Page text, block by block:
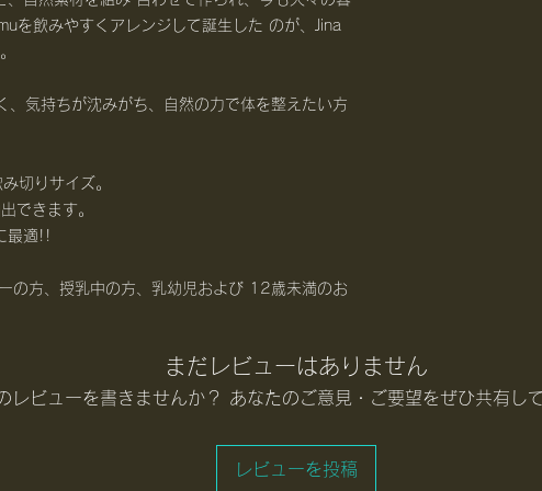
を飲みやすくアレンジして誕生した のが、Jina
、気持ちが沈みがち、自然の力で体を整えたい方
切りサイズ。
できます。
最適!!
の方、授乳中の方、乳幼児および 12歳未満のお
まだレビューはありません
レビューを書きませんか？ あなたのご意見・ご要望をぜひ共有し
レビューを投稿